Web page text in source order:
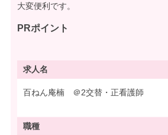
大変便利です。
PRポイント
求人名
百ねん庵楠 ＠2交替・正看護師
職種